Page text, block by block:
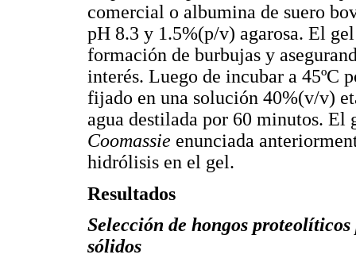
comercial o albumina de suero
pH 8.3 y 1.5%(p/v) agarosa. El
formación de burbujas y
interés. Luego de incubar a 45ºC
fijado en una solución 40%(v/v)
agua destilada por 60 minutos.
Coomassie enunciada
hidrólisis en el gel.
Resultados
Selección de hongos
sólidos